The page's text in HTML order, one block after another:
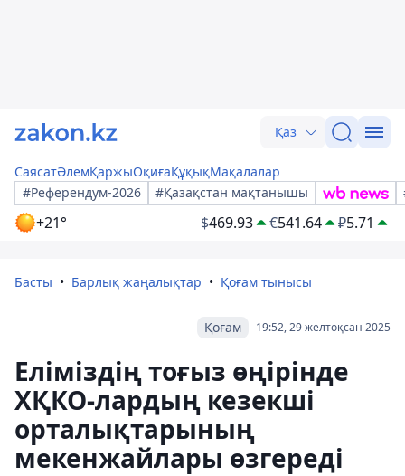
Қаз
СаясатӘлемҚаржыОқиғаҚұқықМақалалар
#Референдум-2026
#Қазақстан мақтанышы
+21° $469.93 €541.64 ₽5.71
Басты Барлық жаңалықтар Қоғам тынысы
19:52, 29 желтоқсан 2025
Қоғам
Еліміздің тоғыз өңірінде
ХҚКО-лардың кезекші
орталықтарының
мекенжайлары өзгереді